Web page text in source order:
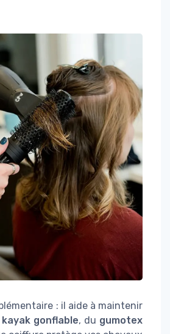
: il aide à maintenir
kayak gonflable, du gumotex